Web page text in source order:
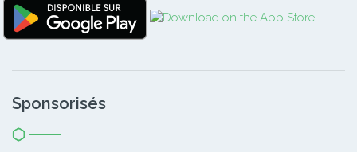
Sponsorisés